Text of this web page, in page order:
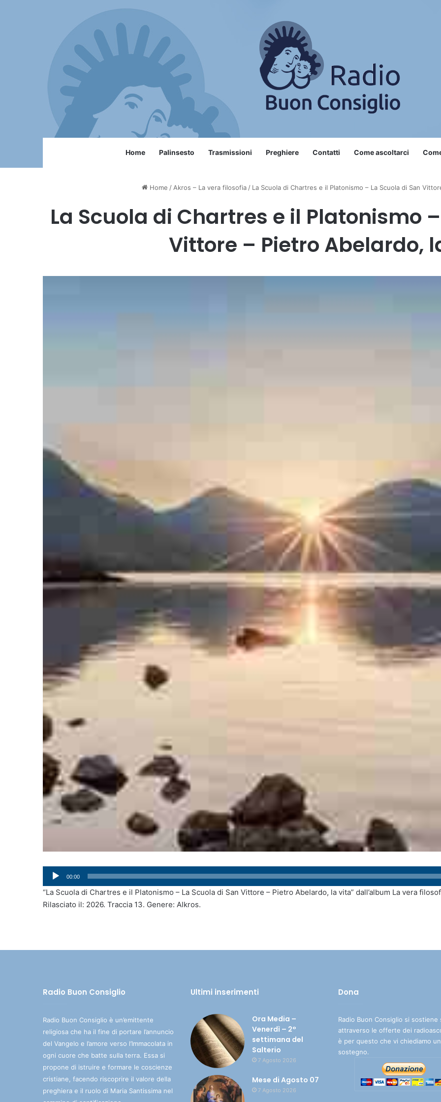
Home Palinsesto Trasmissioni Preghiere Contatti Come ascoltarci
Home / Akros – La vera filosofia / La Scuola di Chartres e il Platonismo – La Scuola di San
La Scuola di Chartres e il Platonismo
Vittore – Pietro Abelardo,
Audio
Player
00:00
“La Scuola di Chartres e il Platonismo – La Scuola di San Vittore – Pietro Abelardo, la vita” dall’album La vera
Rilasciato il: 2026. Traccia 13. Genere: Alkros.
Radio Buon Consiglio
Radio Buon Consiglio è un’emittente
religiosa che ha il fine di portare l’annuncio
del Vangelo e l’amore verso l’Immacolata in
ogni cuore che batte sulla terra. Essa si
propone di istruire e formare le coscienze
cristiane, facendo riscoprire il valore della
preghiera e il ruolo di Maria Santissima nel
Ultimi inserimenti
Ora Media –
Venerdì – 2°
settimana del
Salterio
7 Agosto 2026
Mese di Agosto 07
7 Agosto 2026
Dona
Radio Buon Consiglio si sostiene
attraverso le offerte dei
è per questo che vi chiediamo un
sostegno.